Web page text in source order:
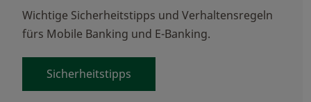
Wichtige Sicherheitstipps und Verhaltensregeln
fürs Mobile Banking und E-Banking.
Sicherheitstipps